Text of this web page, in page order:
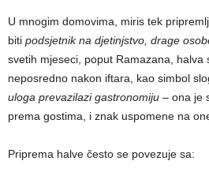
U mnogim domovima, miris tek
biti podsjetnik na djetinjstvo, drage
svetih mjeseci, poput Ramazana, halva
neposredno nakon iftara, kao simbol
uloga prevazilazi gastronomiju – ona je
prema gostima, i znak uspomene na
Priprema halve često se povezuje sa: